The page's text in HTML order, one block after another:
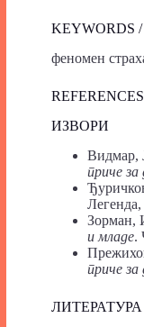
феномен
ИЗВОРИ
Видмар,
приче за
Легенда,
Зорман,
и младе.
приче за
ЛИТЕРАТУРА